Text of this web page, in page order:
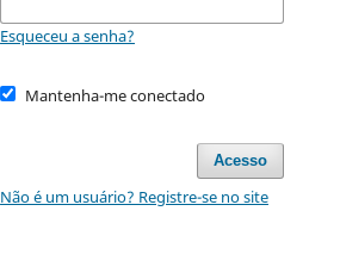
Esqueceu a senha?
Mantenha-me conectado
Acesso
Não é um usuário? Registre-se no site